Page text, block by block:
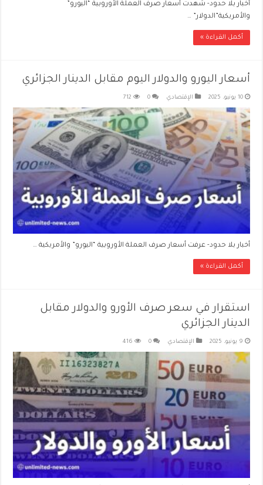
أخبار بلا حدود- شهدت أسعار صرف العملة الأوروبية “اليورو”
والأمريكية”الدولار” …
أكمل القراءة »
أسعار اليورو والدولار اليوم مقابل الدينار الجزائري
10 يونيو، 2025 الإقتصادي 0
712
أخبار بلا حدود- عرفت أسعار صرف العملة الأوروبية “اليورو” والأمريكية …
أكمل القراءة »
استقرار في سعر صرف الأورو والدولار مقابل
الدينار الجزائري
9 يونيو، 2025 الإقتصادي 0
416